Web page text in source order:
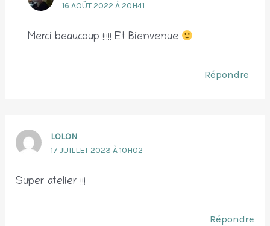
16 AOÛT 2022 À 20H41
Merci beaucoup !!!!! Et Bienvenue
Répondre
LOLON
17 JUILLET 2023 À 10H02
Super atelier !!!
Répondre